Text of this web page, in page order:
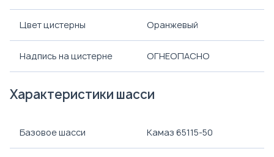
Цвет цистерны Оранжевый
Надпись на цистерне ОГНЕОПАСНО
Характеристики шасси
Базовое шасси Камаз 65115-50